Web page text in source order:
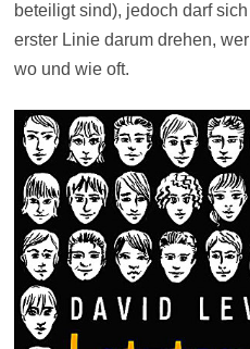
beteiligt sind), jedoch darf
erster Linie darum drehen,
wo und wie oft.